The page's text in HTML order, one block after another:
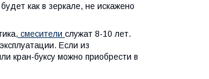
как в зеркале, не искажено
смесители служат 8-10 лет.
Если из
кран-буксу можно приобрести в